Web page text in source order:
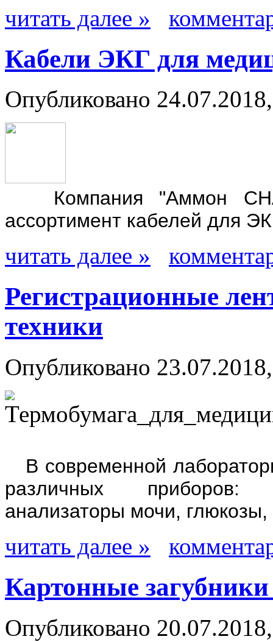
читать далее »
Кабели ЭКГ для
Опубликовано
Компания "Аммон
ассортимент кабелей для
читать далее »
Регистрационные
техники
Опубликовано
В современной
различных приборов:
анализаторы мочи,
читать далее »
Картонные
Опубликовано